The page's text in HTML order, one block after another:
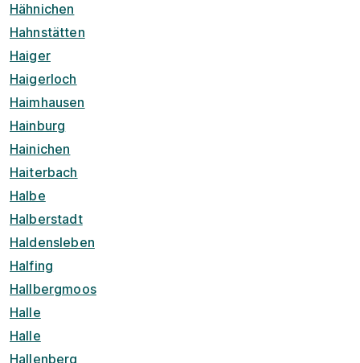
Hähnichen
Hahnstätten
Haiger
Haigerloch
Haimhausen
Hainburg
Hainichen
Haiterbach
Halbe
Halberstadt
Haldensleben
Halfing
Hallbergmoos
Halle
Halle
Hallenberg